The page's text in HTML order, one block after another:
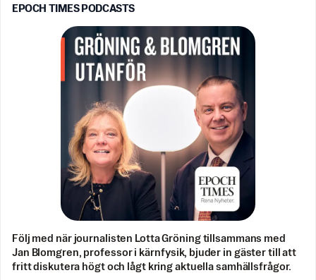
EPOCH TIMES PODCASTS
Följ med när journalisten Lotta Gröning tillsammans med
Jan Blomgren, professor i kärnfysik, bjuder in gäster till att
fritt diskutera högt och lågt kring aktuella samhällsfrågor.